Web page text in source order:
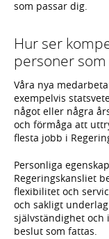
som passar dig.
Hur ser
personer
Våra nya
exempelvis
något eller några
och förmåga att
flesta jobb i
Personliga
Regeringskansliet
flexibilitet och
och sakligt
självständighet och
beslut som fattas.